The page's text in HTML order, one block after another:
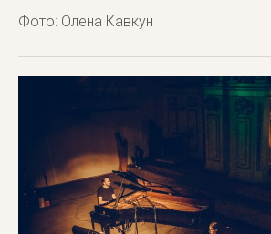
Фото: Олена Кавкун